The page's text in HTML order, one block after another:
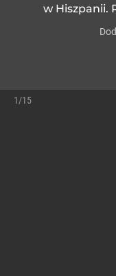
w Hiszpanii.